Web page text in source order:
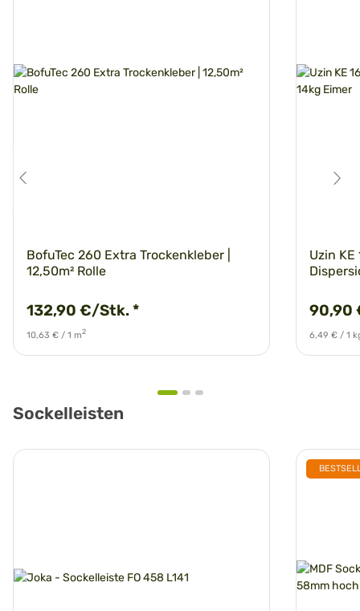
BofuTec 260 Extra Trockenkleber |
12,50m² Rolle
132,90 €/Stk. *
10,63 € / 1 m2
Uzin
6,49 € / 1
Sockelleisten